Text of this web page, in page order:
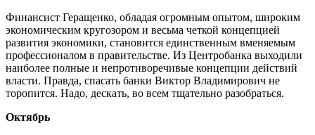
Финансист Геращенко, обладая огромным опытом, широким
экономическим кругозором и весьма четкой концепцией
развития экономики, становится единственным вменяемым
профессионалом в правительстве. Из Центробанка выходили
наиболее полные и непротиворечивые концепции действий
власти. Правда, спасать банки Виктор Владимирович не
торопится. Надо, дескать, во всем тщательно разобраться.
Октябрь